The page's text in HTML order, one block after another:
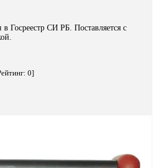
в Госреестр СИ РБ. Поставляется с
0]